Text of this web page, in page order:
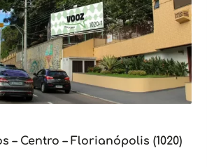
– Centro – Florianópolis (1020)